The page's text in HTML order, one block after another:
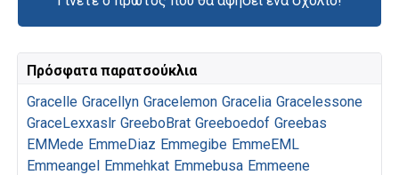
Πρόσφατα παρατσούκλια
Gracelle Gracellyn Gracelemon Gracelia Gracelessone
GraceLexxaslr GreeboBrat Greeboedof Greebas
EMMede EmmeDiaz Emmegibe EmmeEML
Emmeangel Emmehkat Emmebusa Emmeene